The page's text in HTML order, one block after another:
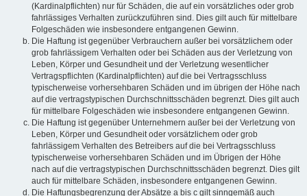
(Kardinalpflichten) nur für Schäden, die auf ein vorsätzliches oder grob
fahrlässiges Verhalten zurückzuführen sind. Dies gilt auch für mittelbare
Folgeschäden wie insbesondere entgangenen Gewinn.
Die Haftung ist gegenüber Verbrauchern außer bei vorsätzlichem oder
grob fahrlässigem Verhalten oder bei Schäden aus der Verletzung von
Leben, Körper und Gesundheit und der Verletzung wesentlicher
Vertragspflichten (Kardinalpflichten) auf die bei Vertragsschluss
typischerweise vorhersehbaren Schäden und im übrigen der Höhe nach
auf die vertragstypischen Durchschnittsschäden begrenzt. Dies gilt auch
für mittelbare Folgeschäden wie insbesondere entgangenen Gewinn.
Die Haftung ist gegenüber Unternehmern außer bei der Verletzung von
Leben, Körper und Gesundheit oder vorsätzlichem oder grob
fahrlässigem Verhalten des Betreibers auf die bei Vertragsschluss
typischerweise vorhersehbaren Schäden und im Übrigen der Höhe
nach auf die vertragstypischen Durchschnittsschäden begrenzt. Dies gilt
auch für mittelbare Schäden, insbesondere entgangenen Gewinn.
Die Haftungsbegrenzung der Absätze a bis c gilt sinngemäß auch